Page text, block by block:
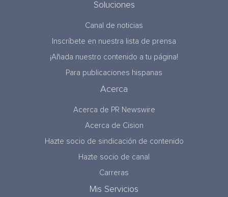
Soluciones
Canal de noticias
Inscríbete en nuestra lista de prensa
¡Añada nuestro contenido a tu página!
Para publicaciones hispanas
Acerca
Acerca de PR Newswire
Acerca de Cision
Hazte socio de sindicación de contenido
Hazte socio de canal
Carreras
Mis Servicios